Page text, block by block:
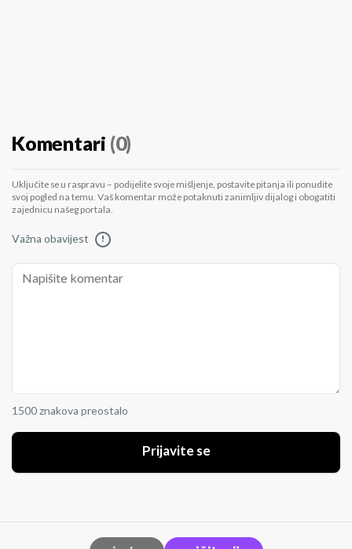
Komentari (0)
Uključite se u raspravu – podijelite svoje mišljenje, postavite pitanja ili ponudite
svoj pogled na temu. Vaš komentar može potaknuti zanimljiv dijalog i obogatiti
zajednicu našeg portala.
Važna obavijest !
1500 znakova preostalo
Prijavite se